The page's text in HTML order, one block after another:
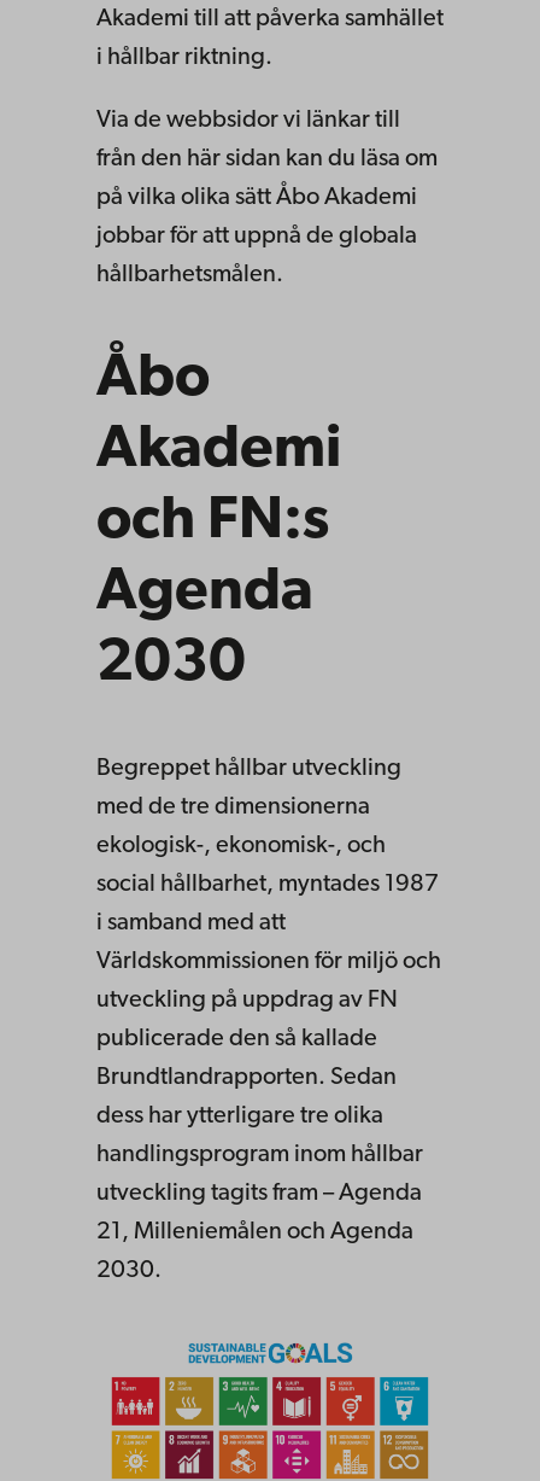
Akademi till att påverka samhället
i hållbar riktning.
Via de webbsidor vi länkar till
från den här sidan kan du läsa om
på vilka olika sätt Åbo Akademi
jobbar för att uppnå de globala
hållbarhetsmålen.
Åbo
Akademi
och FN:s
Agenda
2030
Begreppet hållbar utveckling
med de tre dimensionerna
ekologisk-, ekonomisk-, och
social hållbarhet, myntades 1987
i samband med att
Världskommissionen för miljö och
utveckling på uppdrag av FN
publicerade den så kallade
Brundtlandrapporten. Sedan
dess har ytterligare tre olika
handlingsprogram inom hållbar
utveckling tagits fram – Agenda
21, Milleniemålen och Agenda
2030.